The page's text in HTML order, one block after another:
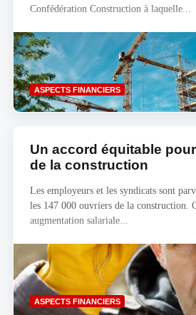
Confédération Construction à laquelle...
ASPECTS FINANCIERS
Un accord équitable
de la construction
Les employeurs et les syndicats sont
les 147 000 ouvriers de la construction.
augmentation salariale...
ASPECTS FINANCIERS